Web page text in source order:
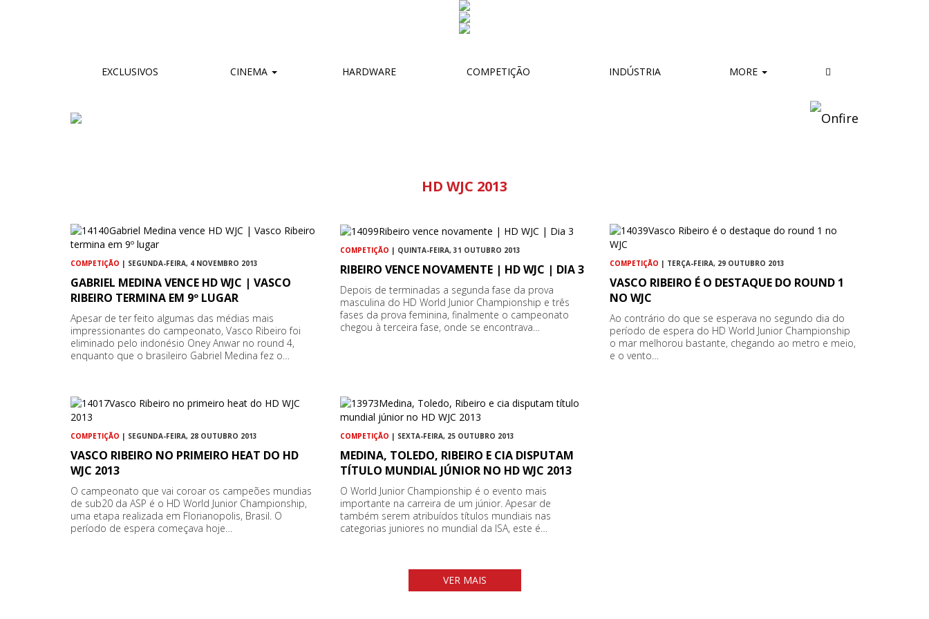
EXCLUSIVOS CINEMA HARDWARE COMPETIÇÃO INDÚSTRIA MORE
HD WJC 2013
COMPETIÇÃO | SEGUNDA-FEIRA, 4 NOVEMBRO 2013
GABRIEL MEDINA VENCE HD WJC | VASCO
RIBEIRO TERMINA EM 9º LUGAR
Apesar de ter feito algumas das médias mais
impressionantes do campeonato, Vasco Ribeiro foi
eliminado pelo indonésio Oney Anwar no round 4,
enquanto que o brasileiro Gabriel Medina fez o…
COMPETIÇÃO | QUINTA-FEIRA, 31 OUTUBRO 2013
RIBEIRO VENCE NOVAMENTE | HD WJC | DIA 3
Depois de terminadas a segunda fase da prova
masculina do HD World Junior Championship e três
fases da prova feminina, finalmente o campeonato
chegou à terceira fase, onde se encontrava…
COMPETIÇÃO | TERÇA-FEIRA, 29 OUTUBRO 2013
VASCO RIBEIRO É O DESTAQUE DO ROUND 1
NO WJC
Ao contrário do que se esperava no segundo dia do
período de espera do HD World Junior Championship
o mar melhorou bastante, chegando ao metro e meio,
e o vento…
COMPETIÇÃO | SEGUNDA-FEIRA, 28 OUTUBRO 2013
VASCO RIBEIRO NO PRIMEIRO HEAT DO HD
WJC 2013
O campeonato que vai coroar os campeões mundias
de sub20 da ASP é o HD World Junior Championship,
uma etapa realizada em Florianopolis, Brasil. O
período de espera começava hoje…
COMPETIÇÃO | SEXTA-FEIRA, 25 OUTUBRO 2013
MEDINA, TOLEDO, RIBEIRO E CIA DISPUTAM
TÍTULO MUNDIAL JÚNIOR NO HD WJC 2013
O World Junior Championship é o evento mais
importante na carreira de um júnior. Apesar de
também serem atribuídos títulos mundiais nas
categorias juniores no mundial da ISA, este é…
VER MAIS